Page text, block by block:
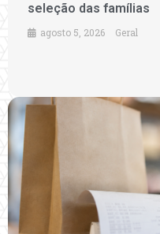
seleção das famílias
agosto 5, 2026 Geral